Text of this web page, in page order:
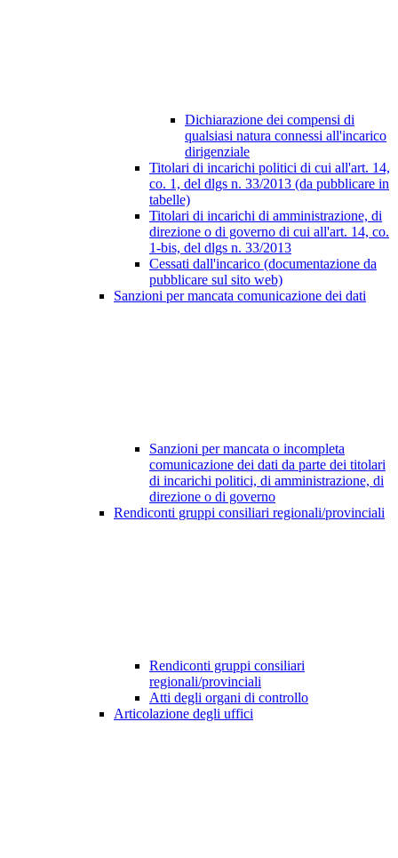
Dichiarazione dei compensi di
qualsiasi natura connessi all'incarico
dirigenziale
Titolari di incarichi politici di cui all'art. 14,
co. 1, del dlgs n. 33/2013 (da pubblicare in
tabelle)
Titolari di incarichi di amministrazione, di
direzione o di governo di cui all'art. 14, co.
1-bis, del dlgs n. 33/2013
Cessati dall'incarico (documentazione da
pubblicare sul sito web)
Sanzioni per mancata comunicazione dei dati
Sanzioni per mancata o incompleta
comunicazione dei dati da parte dei titolari
di incarichi politici, di amministrazione, di
direzione o di governo
Rendiconti gruppi consiliari regionali/provinciali
Rendiconti gruppi consiliari
regionali/provinciali
Atti degli organi di controllo
Articolazione degli uffici